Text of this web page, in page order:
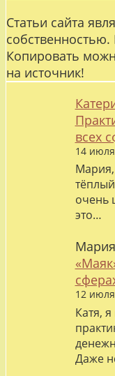
Статьи сайта
Копировать
на источник!
всех
14
очень
это…
Мария
12
Катя,
Даже